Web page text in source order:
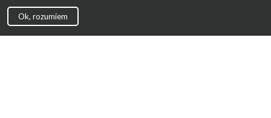
Ok, rozumiem